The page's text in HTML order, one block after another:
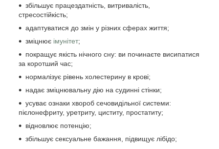
збільшує працездатність, витривалість,
стресостійкість;
адаптуватися до змін у різних сферах життя;
зміцнює імунітет;
покращує якість нічного сну: ви починаєте висипатися
за коротший час;
нормалізує рівень холестерину в крові;
надає зміцнювальну дію на судинні стінки;
усуває ознаки хвороб сечовидільної системи:
пієлонефриту, уретриту, циститу, простатиту;
відновлює потенцію;
збільшує сексуальне бажання, підвищує лібідо;